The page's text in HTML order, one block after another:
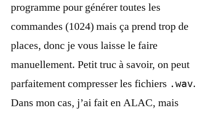
programme pour générer toutes les
commandes (1024) mais ça prend trop de
places, donc je vous laisse le faire
manuellement. Petit truc à savoir, on peut
parfaitement compresser les fichiers .wav.
Dans mon cas, j’ai fait en ALAC, mais